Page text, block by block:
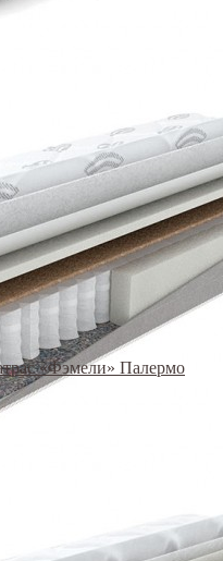
«Фэмели» Палермо